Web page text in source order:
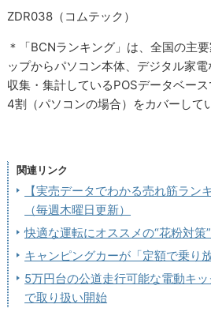
ZDR038（コムテック）
＊「BCNランキング」は、全国の主
ップからパソコン本体、デジタル家
収集・集計しているPOSデータベー
4割（パソコンの場合）をカバーして
関連リンク
【実売データでわかる売れ筋ラン
（毎週木曜日更新）
快適な運転にオススメの“花粉対
キャンピングカーが「定額で乗り
5万円台の公道走行可能な電動キ
で取り扱い開始